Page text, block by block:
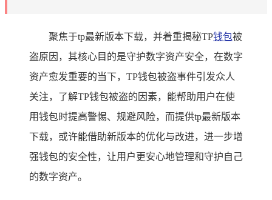
聚焦于tp最新版本下载，并着重揭秘TP钱包被
盗原因，其核心目的是守护数字资产安全，在数字
资产愈发重要的当下，TP钱包被盗事件引发众人
关注，了解TP钱包被盗的因素，能帮助用户在使
用钱包时提高警惕、规避风险，而提供tp最新版本
下载，或许能借助新版本的优化与改进，进一步增
强钱包的安全性，让用户更安心地管理和守护自己
的数字资产。